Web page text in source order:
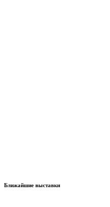
Ближайшие выставки